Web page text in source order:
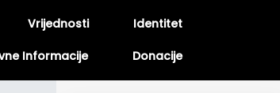
Vrijednosti Identitet
Informacije Donacije